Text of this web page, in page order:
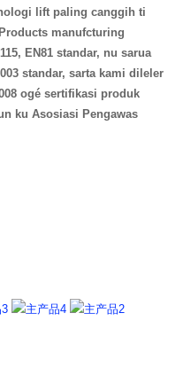
lift paling canggih ti
manufcturing
EN81 standar, nu sarua
standar, sarta kami dileler
ogé sertifikasi produk
ku Asosiasi Pengawas